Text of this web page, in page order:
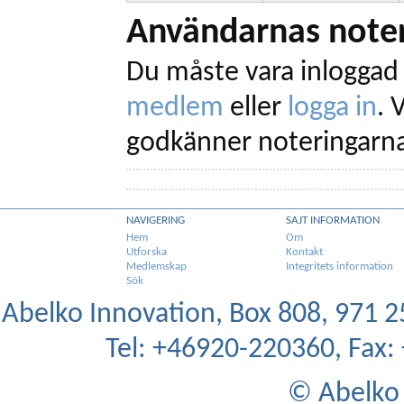
DEVICETYPE CMa10W
IS
PARAMETER
Id :"Address" INT;
PUBLIC
IdNr :
"Mätar ID"[
Tcurrent :"Temperatur"
Tmean1 :"1h
Tmean24 :"24h
Tmin24 :"24h
Tmax24 :"24h
Hcurrent :
Hmean1 :
"1h
Hmin24 :"24h
Hmax24 : "24h
PRIVATE
Användarnas
Du måste vara
medlem eller logga in.
godkänner
NAVIGERING
Hem
Utforska
Medlemskap
Sök
SAJT INFORMATION
Om
Kontakt
Integritets information
Abelko Innovation, Box 808, 971
Tel: +46920-220360,
© Abelko